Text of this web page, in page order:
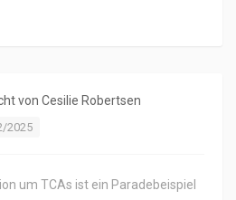
von Cesilie Robertsen
2025
um TCAs ist ein Paradebeispiel